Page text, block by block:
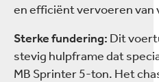
en efficiënt vervoeren van
Sterke fundering: Dit
stevig hulpframe dat
MB Sprinter 5-ton. Het